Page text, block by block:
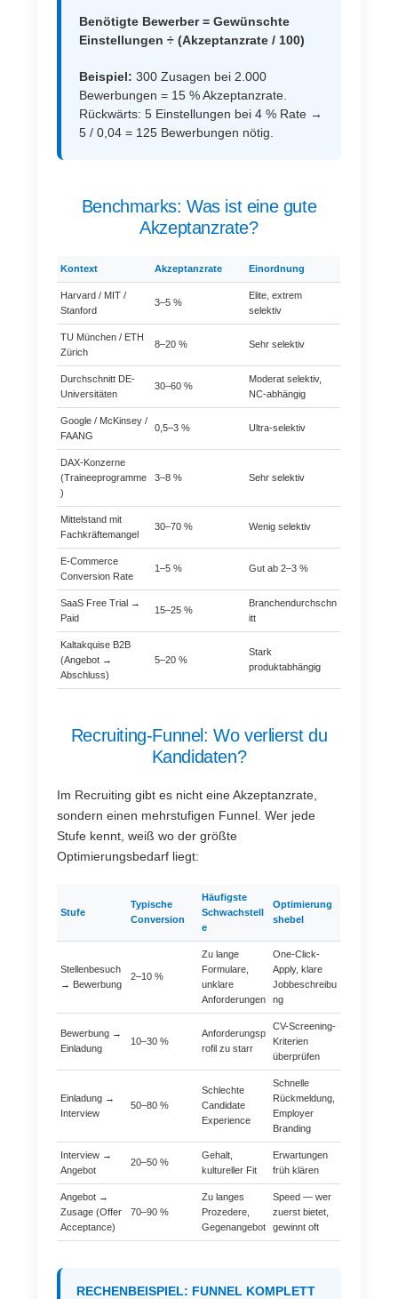
Benötigte Bewerber = Gewünschte
Einstellungen ÷ (Akzeptanzrate / 100)
Beispiel: 300 Zusagen bei 2.000
Bewerbungen = 15 % Akzeptanzrate.
Rückwärts: 5 Einstellungen bei 4 % Rate →
5 / 0,04 = 125 Bewerbungen nötig.
Benchmarks: Was ist eine gute
Akzeptanzrate?
Kontext Akzeptanzrate Einordnung
Harvard / MIT /
Stanford
3–5 %
Elite, extrem
selektiv
TU München / ETH
Zürich
8–20 % Sehr selektiv
Durchschnitt DE-
Universitäten
30–60 %
Moderat selektiv,
NC-abhängig
Google / McKinsey /
FAANG
0,5–3 % Ultra-selektiv
DAX-Konzerne
(Traineeprogramme
)
3–8 % Sehr selektiv
Mittelstand mit
Fachkräftemangel
30–70 % Wenig selektiv
E-Commerce
Conversion Rate
1–5 % Gut ab 2–3 %
SaaS Free Trial →
Paid
15–25 %
Branchendurchschn
itt
Kaltakquise B2B
(Angebot →
Abschluss)
5–20 %
Stark
produktabhängig
Recruiting-Funnel: Wo verlierst du
Kandidaten?
Im Recruiting gibt es nicht eine Akzeptanzrate,
sondern einen mehrstufigen Funnel. Wer jede
Stufe kennt, weiß wo der größte
Optimierungsbedarf liegt:
Stufe
Typische
Conversion
Häufigste
Schwachstell
e
Optimierung
shebel
Stellenbesuch
→ Bewerbung
2–10 %
Zu lange
Formulare,
unklare
Anforderungen
One-Click-
Apply, klare
Jobbeschreibu
ng
Bewerbung →
Einladung
10–30 %
Anforderungsp
rofil zu starr
CV-Screening-
Kriterien
überprüfen
Einladung →
Interview
50–80 %
Schlechte
Candidate
Experience
Schnelle
Rückmeldung,
Employer
Branding
Interview →
Angebot
20–50 %
Gehalt,
kultureller Fit
Erwartungen
früh klären
Angebot →
Zusage (Offer
Acceptance)
70–90 %
Zu langes
Prozedere,
Gegenangebot
Speed — wer
zuerst bietet,
gewinnt oft
RECHENBEISPIEL: FUNNEL KOMPLETT